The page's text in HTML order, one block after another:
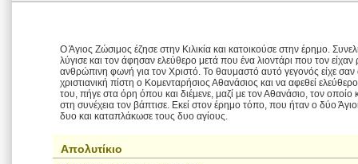
Ο Άγιος Ζώσιμος έζησε στην Κιλικία και κατοικούσε στην έρημο.
λύγισε και τον άφησαν ελεύθερο μετά που ένα λιοντάρι που τον είχαν
ανθρώπινη φωνή για τον Χριστό. Το θαυμαστό αυτό γεγονός είχε
χριστιανική πίστη ο Κομενταρήσιος Αθανάσιος και να αφεθεί
του, πήγε στα όρη όπου και διέμενε, μαζί με τον Αθανάσιο, τον οποίο
στη συνέχεια τον βάπτισε. Εκεί στον έρημο τόπο, που ήταν ο δύο
δυο και καταπλάκωσε τους δυο αγίους.
Απολυτίκιο